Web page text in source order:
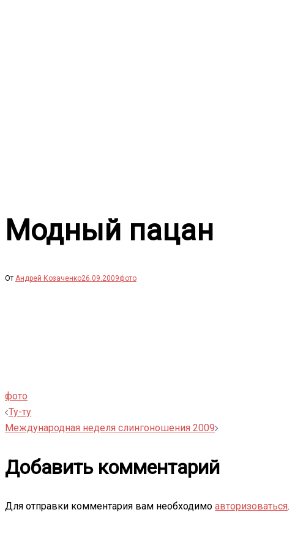
Модный пацан
От Андрей Козаченко26.09.2009фото
фото
Навигация
Ту-ту
Международная неделя слингоношения 2009
Добавить комментарий
Для отправки комментария вам необходимо авторизоваться.